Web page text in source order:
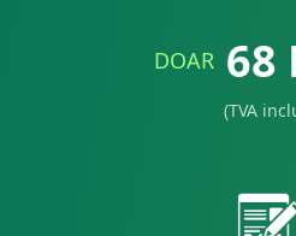
DOAR 68
(TVA